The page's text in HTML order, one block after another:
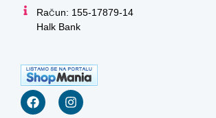
Račun: 155-17879-14
Halk Bank